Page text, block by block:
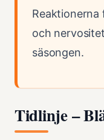
och
säsongen.
Tidlinje –